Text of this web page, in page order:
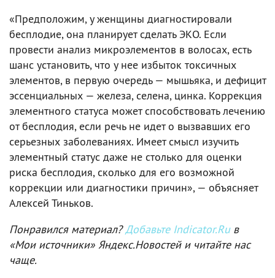
«Предположим, у женщины диагностировали
бесплодие, она планирует сделать ЭКО. Если
провести анализ микроэлементов в волосах, есть
шанс установить, что у нее избыток токсичных
элементов, в первую очередь — мышьяка, и дефицит
эссенциальных — железа, селена, цинка. Коррекция
элементного статуса может способствовать лечению
от бесплодия, если речь не идет о вызвавших его
серьезных заболеваниях. Имеет смысл изучить
элементный статус даже не столько для оценки
риска бесплодия, сколько для его возможной
коррекции или диагностики причин», — объясняет
Алексей Тиньков.
Понравился материал?Добавьте Indicator.Ruв
«Мои источники» Яндекс.Новостей и читайте нас
чаще.